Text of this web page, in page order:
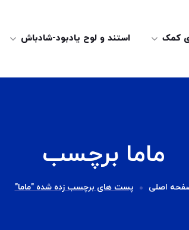
کمک استند و لوح یادبود-شادباش
ماما برچسب
اصلی پست های برچسب زده شده "ماما"